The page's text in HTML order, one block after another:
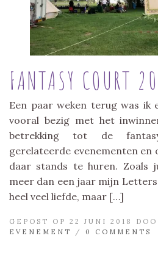
FANTASY COURT
Een paar weken terug was ik
vooral bezig met het
betrekking tot de
gerelateerde evenementen en
daar stands te huren. Zoals
meer dan een jaar mijn
heel veel liefde, maar […]
GEPOST OP 22 JUNI 2018
EVENEMENT
/ 0 COMMENTS